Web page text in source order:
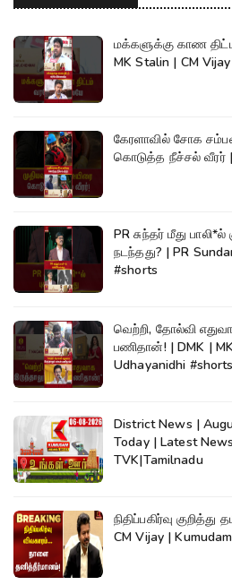
மக்களுக்கு காண திட்டம்
MK Stalin | CM
கேரளாவில் சோக
கொடுத்த நீச்சல் வீரர்
PR சுந்தர் மீது
நடந்தது? | PR
#shorts
வெற்றி, தோல்வி
பணிதான்! | DMK |
Udhayanidhi #shorts
District News |
Today | Latest
TVK|Tamilnadu
நிதிப்பகிர்வு
CM Vijay |